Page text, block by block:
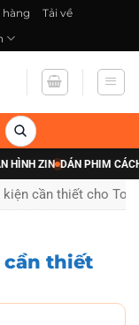
hàng
Tải về
ZIN DÁN PHIM CÁCH
kiện cần thiết cho
cần thiết